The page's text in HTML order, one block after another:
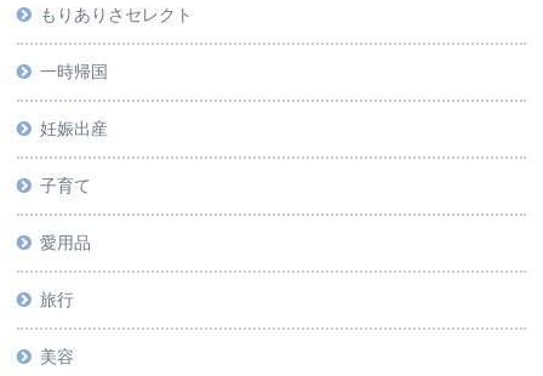
もりありさセレクト
一時帰国
妊娠出産
子育て
愛用品
旅行
美容